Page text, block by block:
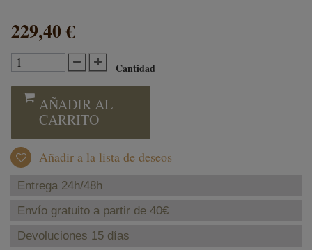
229,40 €
Cantidad
AÑADIR AL
CARRITO
Añadir a la lista de deseos
Entrega 24h/48h
Envío gratuito a partir de 40€
Devoluciones 15 días